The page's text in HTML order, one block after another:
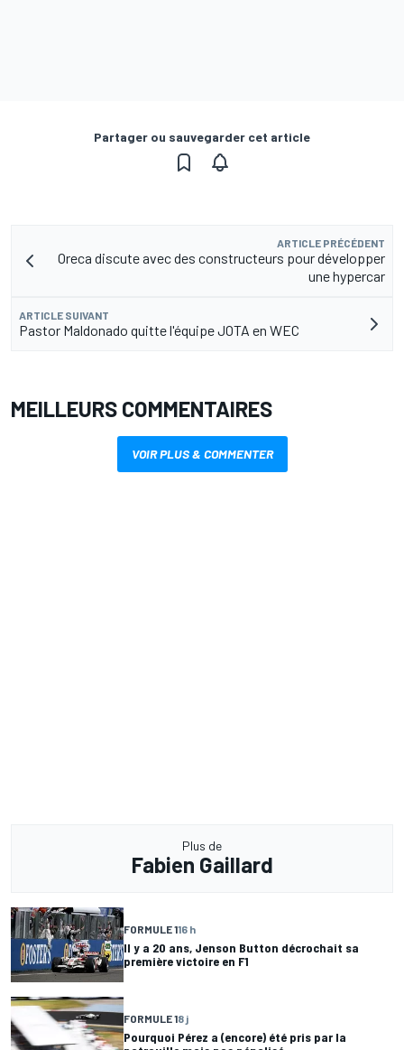
Partager ou sauvegarder cet article
ARTICLE PRÉCÉDENT
Oreca discute avec des constructeurs pour développer
une hypercar
ARTICLE SUIVANT
Pastor Maldonado quitte l'équipe JOTA en WEC
MEILLEURS COMMENTAIRES
VOIR PLUS & COMMENTER
Plus de
Fabien Gaillard
FORMULE 116 h
Il y a 20 ans, Jenson Button décrochait sa
première victoire en F1
FORMULE 18 j
Pourquoi Pérez a (encore) été pris par la